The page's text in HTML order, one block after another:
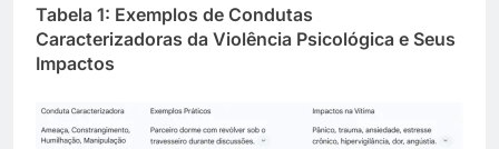
Tabela 1: Exemplos de Condutas
Caracterizadoras da Violência Psicológica e Seus
Impactos